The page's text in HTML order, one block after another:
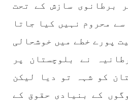
2023
ختم ہوتی ہے – گہور مینگل
اور کارآمد ہتھیار
حکمتِ عملی اپنائے
برطانوی سازش کے تحت
محروم نہیں کیا جاتا
پورے خطے میں خوشحالی
نے بلوچستان پر
کو شہہ تو دیا لیکن
کے بنیادی حقوق کے